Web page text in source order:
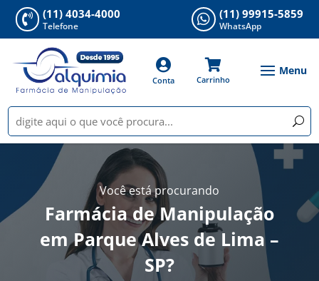
 (11) 4034-4000
Telefone  (11) 99915-5859
WhatsApp

Conta

Carrinho
Você está procurando
Farmácia de Manipulação
em Parque Alves de Lima –
SP?